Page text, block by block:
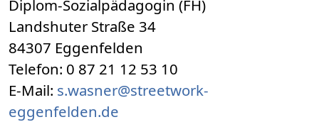
Diplom-Sozialpädagogin (FH)
Landshuter Straße 34
84307 Eggenfelden
Telefon: 0 87 21 12 53 10
E-Mail: s.wasner@streetwork-
eggenfelden.de